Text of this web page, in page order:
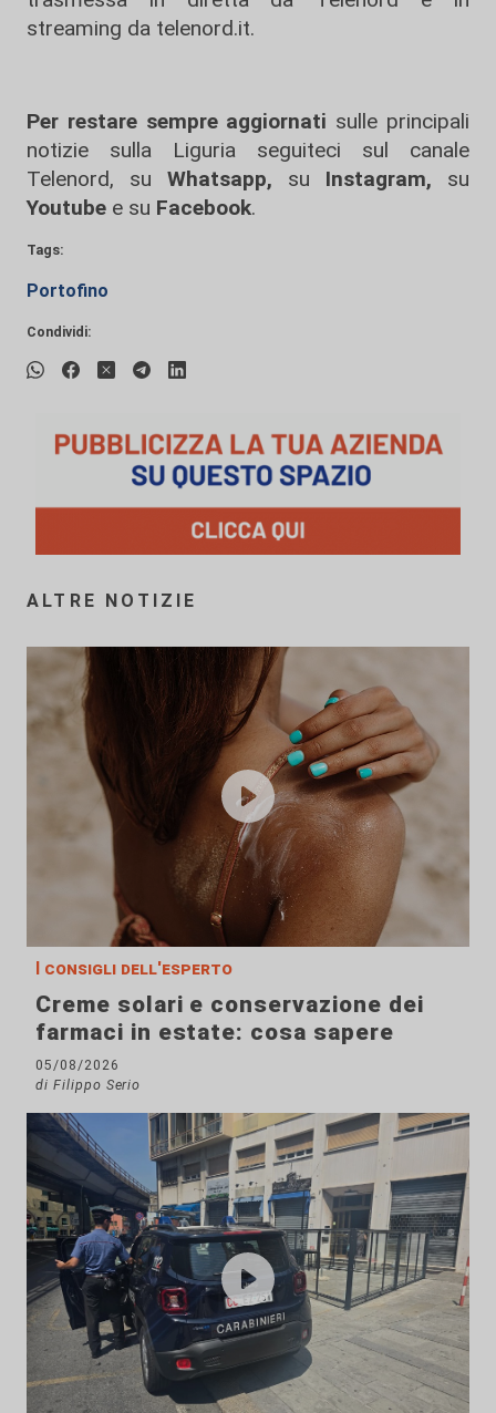
streaming da telenord.it.
Per restare sempre aggiornati sulle principali
notizie sulla Liguria seguiteci sul canale
Telenord, su
Whatsapp, su Instagram, su
Youtube e su Facebook.
Tags:
Portofino
Condividi:
ALTRE NOTIZIE
I consigli dell'esperto
Creme solari e conservazione dei
farmaci in estate: cosa sapere
05/08/2026
di Filippo Serio